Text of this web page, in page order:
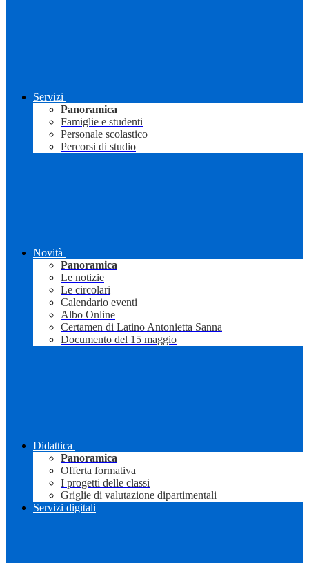
Servizi
Panoramica
Famiglie e studenti
Personale scolastico
Percorsi di studio
Novità
Panoramica
Le notizie
Le circolari
Calendario eventi
Albo Online
Certamen di Latino Antonietta Sanna
Documento del 15 maggio
Didattica
Panoramica
Offerta formativa
I progetti delle classi
Griglie di valutazione dipartimentali
Servizi digitali